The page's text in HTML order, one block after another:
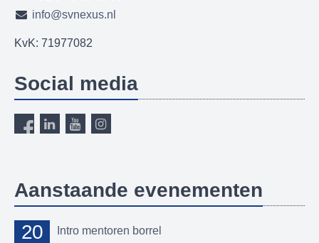
info@svnexus.nl
KvK: 71977082
Social media
Aanstaande evenementen
20
Intro mentoren borrel